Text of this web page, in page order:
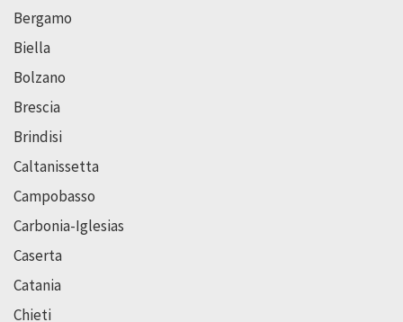
Bergamo
Biella
Bolzano
Brescia
Brindisi
Caltanissetta
Campobasso
Carbonia-Iglesias
Caserta
Catania
Chieti